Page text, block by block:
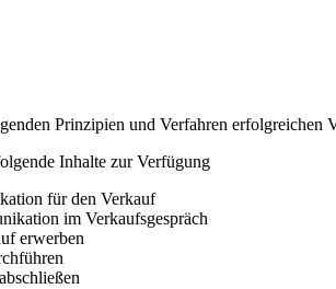
Prinzipien und Verfahren erfolgreichen
Inhalte zur Verfügung
für den Verkauf
im Verkaufsgespräch
erwerben